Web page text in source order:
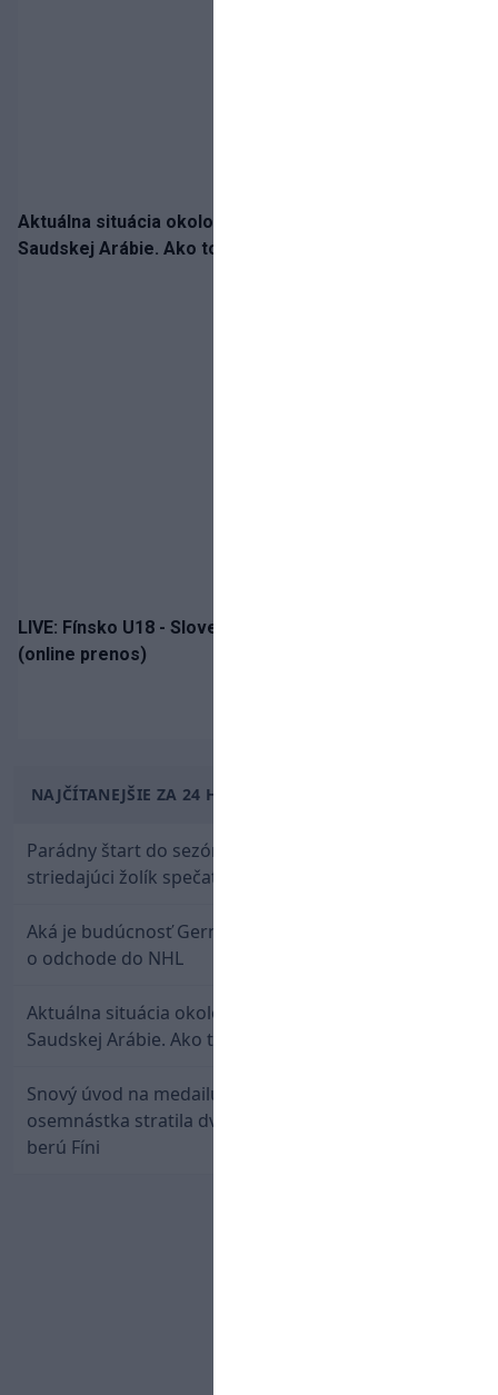
Aktuálna situácia okolo prestupu Haraslína do
Saudskej Arábie. Ako to je?
LIVE: Fínsko U18 - Slovensko U18 / Hlinka-Gretzky Cup
(online prenos)
NAJČÍTANEJŠIE ZA 24 HODÍN
Parádny štart do sezóny: Rýchlik Boženík ako
striedajúci žolík spečatil postup Stoke
Aká je budúcnosť Gernáta a Pánika? Rusi špekulujú
o odchode do NHL
Aktuálna situácia okolo prestupu Haraslína do
Saudskej Arábie. Ako to je?
Snový úvod na medailu nestačil: Slovenská
osemnástka stratila dvojgólový náskok a bronz
berú Fíni